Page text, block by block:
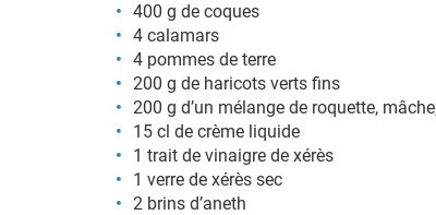
400 g de coques
4 calamars
4 pommes de terre
200 g de haricots verts fins
200 g d’un mélange de roquette,
15 cl de crème liquide
1 trait de vinaigre de xérès
1 verre de xérès sec
2 brins d’aneth